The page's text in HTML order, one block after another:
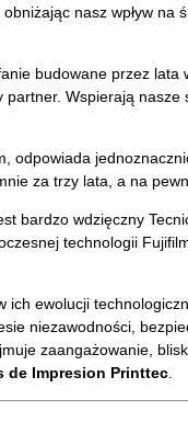
nasz wpływ na
budowane przez lata
partner. Wspierają nasze
odpowiada
za trzy lata, a na
bardzo wdzięczny
technologii
ewolucji
niezawodności,
zaangażowanie,
de Impresion Printtec.